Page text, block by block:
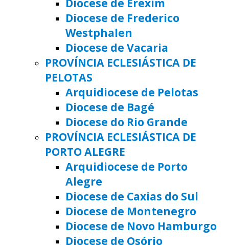
Diocese de Frederico
Westphalen
Diocese de Vacaria
PROVÍNCIA ECLESIÁSTICA DE
PELOTAS
Arquidiocese de Pelotas
Diocese de Bagé
Diocese do Rio Grande
PROVÍNCIA ECLESIÁSTICA DE
PORTO ALEGRE
Arquidiocese de Porto
Alegre
Diocese de Caxias do Sul
Diocese de Montenegro
Diocese de Novo Hamburgo
Diocese de Osório